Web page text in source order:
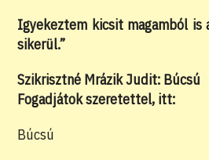
Igyekeztem kicsit magamból is
sikerül.”
Szikrisztné Mrázik Judit: Búcsú
Fogadjátok szeretettel, itt:
Búcsú